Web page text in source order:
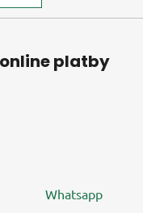
platby
Whatsapp